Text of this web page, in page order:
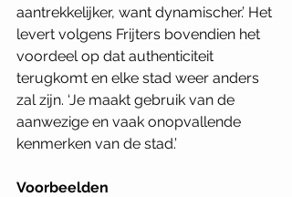
aantrekkelijker, want dynamischer.’ Het
levert volgens Frijters bovendien het
voordeel op dat authenticiteit
terugkomt en elke stad weer anders
zal zijn. ‘Je maakt gebruik van de
aanwezige en vaak onopvallende
kenmerken van de stad.’
Voorbeelden